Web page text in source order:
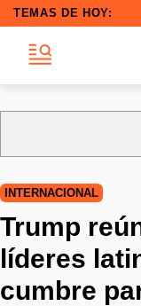
TEMAS DE HOY:
INTERNACIONAL
Trump
líderes
cumbre